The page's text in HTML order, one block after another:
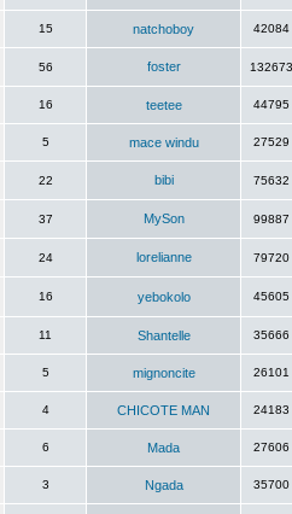
15 natchoboy 42084
56 foster 132673
16 teetee 44795
5 mace windu 27529
22 bibi 75632
37 MySon 99887
24 lorelianne 79720
16 yebokolo 45605
11 Shantelle 35666
5 mignoncite 26101
4 CHICOTE MAN 24183
6 Mada 27606
3 Ngada 35700